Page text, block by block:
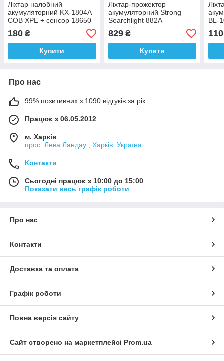
Ліхтар налобний
акумуляторний KX-1804A
COB XPE + сенсор 18650
USB charge, датчик руху
180 ₴
Купити
Ліхтар-прожектор
акумуляторний Strong
Searchlight 882A
829₴
Купити
BL-
110
Про нас
99% позитивних з 1090 відгуків за рік
Працює з 06.05.2012
м. Харків
прос. Лева Ландау , Харків, Україна
Контакти
Сьогодні працює з 10:00 до 15:00
Показати весь графік роботи
Про нас
Контакти
Доставка та оплата
Графік роботи
Повна версія сайту
Сайт створено на маркетплейсі Prom.ua